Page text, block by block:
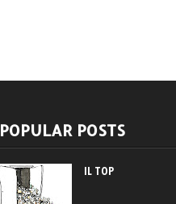
POPULAR POSTS
IL TOP